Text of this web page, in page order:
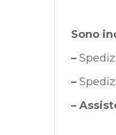
Sono
–
–
–